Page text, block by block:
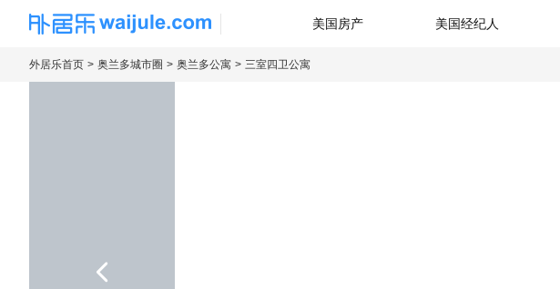
海外房产信息平台
美国房产 美国经纪人
外居乐首页 奥兰多城市圈 奥兰多公寓 三室四卫公寓